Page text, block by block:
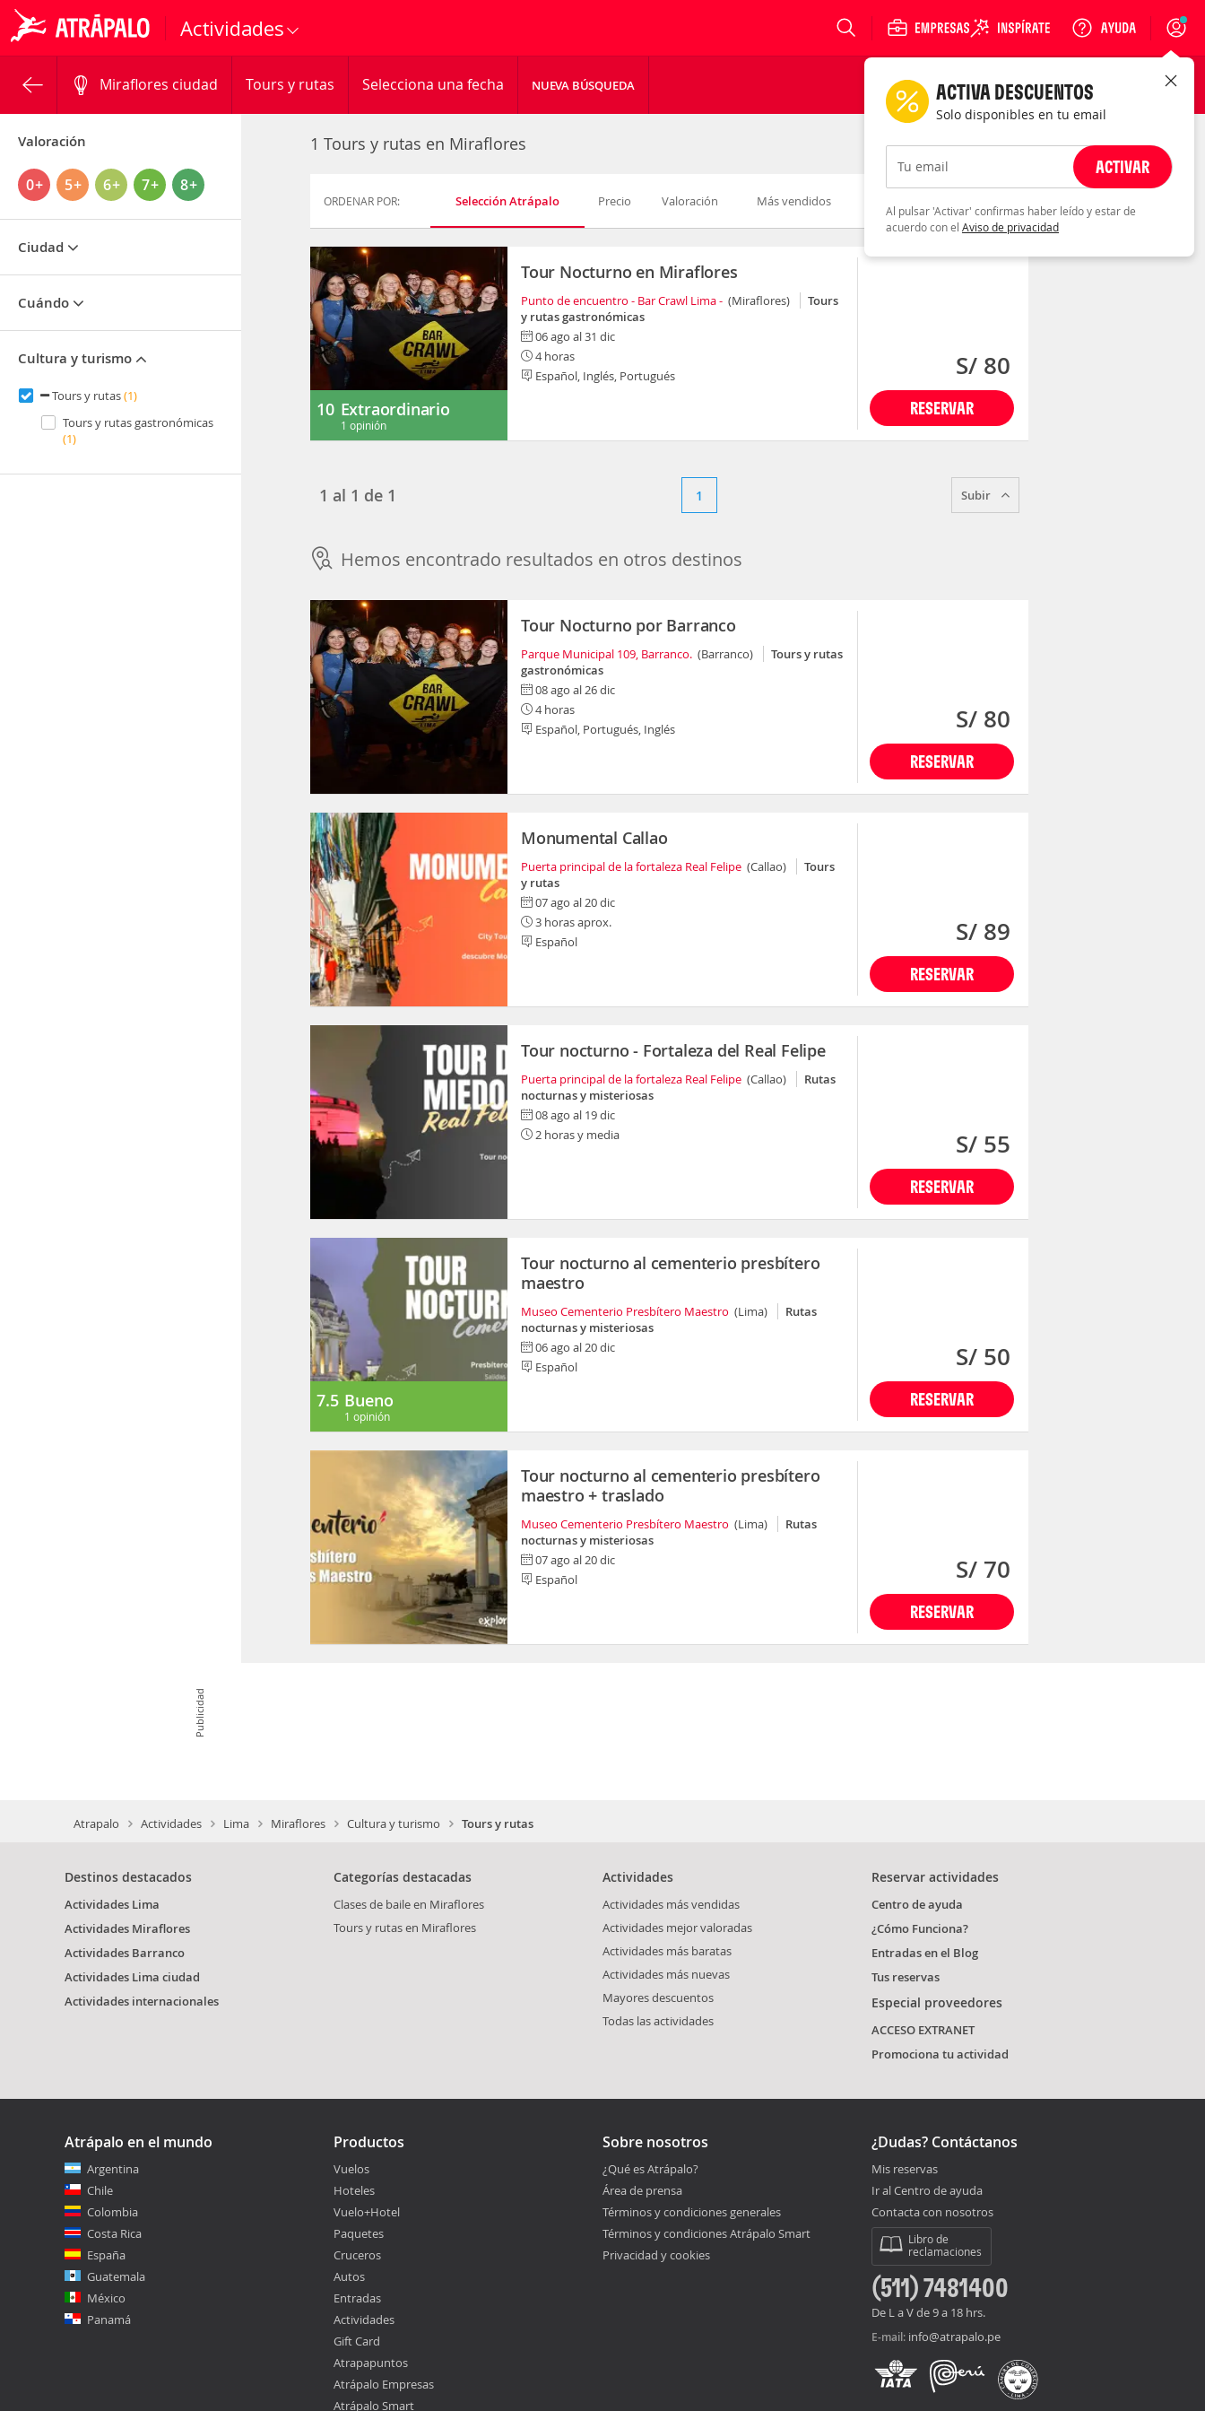
Actividades Login
Miraflores ciudad Tours y rutas Selecciona una fecha NUEVA BÚSQUEDA
Valoración
0+ 5+ 6+ 7+ 8+
Ciudad
Cuándo
Cultura y turismo
Tours y rutas(1)
Tours y rutas gastronómicas
(1)
1 Tours y rutas en Miraflores
ORDENAR POR: Selección Atrápalo Precio Valoración Más vendidos
10 Extraordinario
1 opinión
Tour Nocturno en Miraflores
Punto de encuentro - Bar Crawl Lima - (Miraflores)
Tours
y rutas gastronómicas
06 ago al 31 dic
4 horas
Español, Inglés, Portugués
RESERVAR
S/ 80
1 al 1 de 1 1 Subir
Hemos encontrado resultados en otros destinos
Tour Nocturno por Barranco
Parque Municipal 109, Barranco. (Barranco)
Tours y rutas
gastronómicas
08 ago al 26 dic
4 horas
Español, Portugués, Inglés
RESERVAR
S/ 80
Monumental Callao
Puerta principal de la fortaleza Real Felipe (Callao)
Tours
y rutas
07 ago al 20 dic
3 horas aprox.
Español
RESERVAR
S/ 89
Tour nocturno - Fortaleza del Real Felipe
Puerta principal de la fortaleza Real Felipe (Callao)
Rutas
nocturnas y misteriosas
08 ago al 19 dic
2 horas y media
RESERVAR
S/ 55
7.5 Bueno
1 opinión
Tour nocturno al cementerio presbítero
maestro
Museo Cementerio Presbítero Maestro (Lima)
Rutas
nocturnas y misteriosas
06 ago al 20 dic
Español
RESERVAR
S/ 50
Tour nocturno al cementerio presbítero
maestro + traslado
Museo Cementerio Presbítero Maestro (Lima)
Rutas
nocturnas y misteriosas
07 ago al 20 dic
Español
RESERVAR
S/ 70
Publicidad
Atrapalo Actividades Lima Miraflores Cultura y turismo Tours y rutas
Destinos destacados
Actividades Lima
Actividades Miraflores
Actividades Barranco
Actividades Lima ciudad
Actividades internacionales
Categorías destacadas
Clases de baile en Miraflores
Tours y rutas en Miraflores
Actividades
Actividades más vendidas
Actividades mejor valoradas
Actividades más baratas
Actividades más nuevas
Mayores descuentos
Todas las actividades
Reservar actividades
Centro de ayuda
¿Cómo Funciona?
Entradas en el Blog
Tus reservas
Especial proveedores
ACCESO EXTRANET
Promociona tu actividad
Atrápalo en el mundo
Argentina
Chile
Colombia
Costa Rica
España
Guatemala
México
Panamá
Productos
Vuelos
Hoteles
Vuelo+Hotel
Paquetes
Cruceros
Autos
Entradas
Actividades
Gift Card
Atrapapuntos
Atrápalo Empresas
Atrápalo Smart
Sobre nosotros
¿Qué es Atrápalo?
Área de prensa
Términos y condiciones generales
Términos y condiciones Atrápalo Smart
Privacidad y cookies
¿Dudas? Contáctanos
Mis reservas
Ir al Centro de ayuda
Contacta con nosotros
Libro de
reclamaciones
(511) 7481400
De L a V de 9 a 18 hrs.
E-mail: info@atrapalo.pe
ACTIVA DESCUENTOS
Solo disponibles en tu email
Tu email ACTIVAR
Al pulsar 'Activar' confirmas haber leído y estar de
acuerdo con el Aviso de privacidad